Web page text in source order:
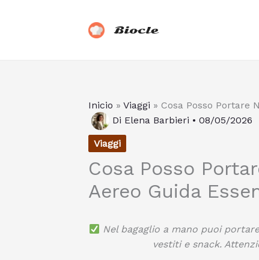
Biocle
Inicio » Viaggi » Cosa Posso Portare
Di Elena Barbieri • 08/05/2026
Viaggi
Cosa Posso
Aereo Guida
Nel bagaglio a mano puoi
vestiti e snack.